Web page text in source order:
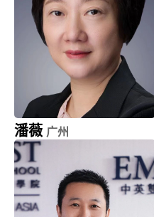
潘薇 广州
奥咨达医疗器械
董事, 合伙人